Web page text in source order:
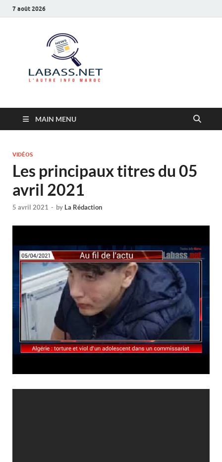
7 août 2026
MAIN MENU
VIDÉOS
Les principaux titres du 05
avril 2021
5 avril 2021 - by La Rédaction